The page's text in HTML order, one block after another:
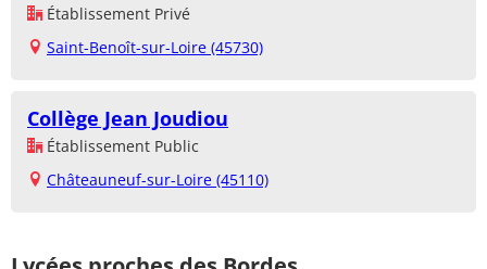
Établissement Privé
Saint-Benoît-sur-Loire (45730)
Collège Jean Joudiou
Établissement Public
Châteauneuf-sur-Loire (45110)